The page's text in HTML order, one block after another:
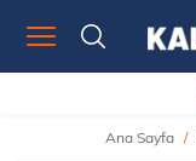
Ana Sayfa